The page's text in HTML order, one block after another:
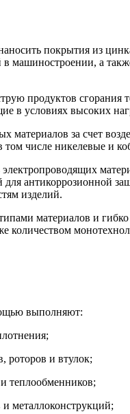
покрытия из
машиностроении, а
продуктов
в условиях высоких
за счет
числе никелевые и
антикоррозионной
изделий.
материалов и
количеством
выполняют:
роторов и втулок;
теплообменников;
металлоконструкций;